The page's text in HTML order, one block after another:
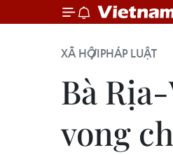
XÃ HỘIPHÁP LUẬT
Bà
vong